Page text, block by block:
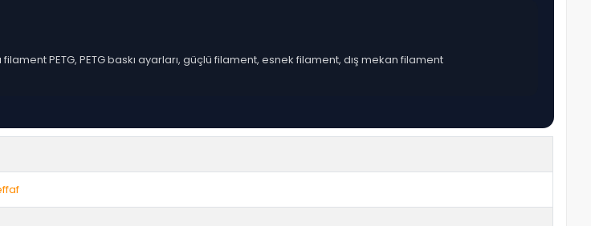
filament PETG, PETG baskı ayarları, güçlü filament, esnek filament, dış mekan filament